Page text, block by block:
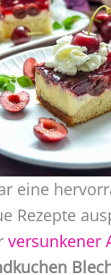
eine
Rezepte
versunkener